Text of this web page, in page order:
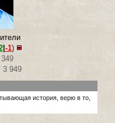
| -1)
3 949
история, верю в то,